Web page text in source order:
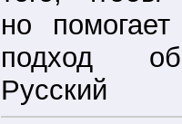
но
подход
Русский